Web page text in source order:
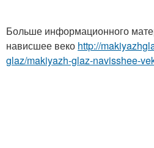
Больше информационного
нависшее веко http://
glaz/makiyazh-glaz-navisshee-